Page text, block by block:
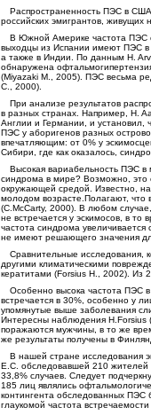
Распространенность ПЭС в
российских эмигрантов,
В Южной Америке частота ПЭС
выходцы из Испании имеют ПЭС в
а также в Индии. По данным H.
обнаружена
(Miyazaki M., 2005). ПЭС весьма
C., 2000).
При анализе результатов
в разных странах. Например, H.
Англии и Германии, и установил,
ПЭС у аборигенов разных
впечатляющим: от 0% у
Сибири, где как оказалось,
Высокая вариабельность ПЭС в
синдрома в мире? Возможно, это
окружающей средой. Известно,
молодом возрасте.Полагают, что
(С.McCarty, 2000). В любом
не встречается у эскимосов, в
частота синдрома
не имеют решающего значения
Сравнительные исследования,
другими климатическими
кератитами (Forsius H., 2002).
Особенно высока частота ПЭС
встречается в 30%, особенно у
упомянутые выше заболевания
Интересны наблюдения H.Forsius
поражаются мужчины, в то же
же результаты получены в
В нашей стране исследования
Е.С. обследовавшей 210 жителей
33,8% случаев. Следует
185 лиц являлись
контингента обследованных ПЭС
глаукомой частота